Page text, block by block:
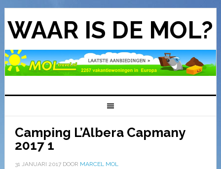
WAAR IS DE MOL?
Camping L’Albera Capmany
2017 1
31 JANUARI 2017DOOR MARCEL MOL